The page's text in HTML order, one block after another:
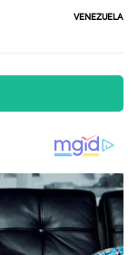
Venezuela